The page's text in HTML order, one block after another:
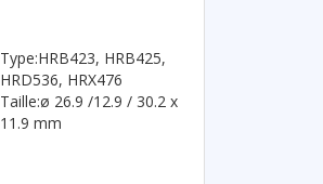
Type:HRB423, HRB425,
HRD536, HRX476
Taille:ø 26.9 /12.9 / 30.2 x
11.9 mm